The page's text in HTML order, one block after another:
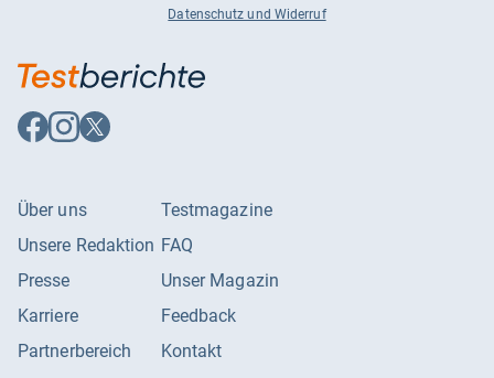
Datenschutz und Widerruf
Auf
Facebook
Auf
Instagram
Auf
X
Über uns
Unsere Redaktion
Presse
Karriere
Partnerbereich
Testmagazine
FAQ
Unser Magazin
Feedback
Kontakt